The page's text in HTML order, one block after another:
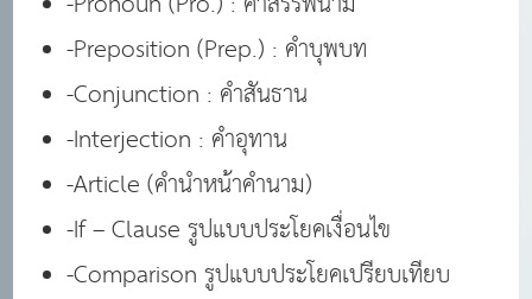
-Preposition (Prep.) : คำบุพบท
-Conjunction : คำสันธาน
-Interjection : คำอุทาน
-Article (คำนำหน้าคำนาม)
-If – Clause รูปแบบประโยคเงื่อนไข
-Comparison รูปแบบประโยคเปรียบเทียบ